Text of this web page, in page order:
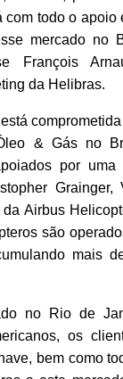
com todo o apoio
mercado no
François
da Helibras.
& Gás no
por
Airbus
são
mais
no Rio de
os
bem como